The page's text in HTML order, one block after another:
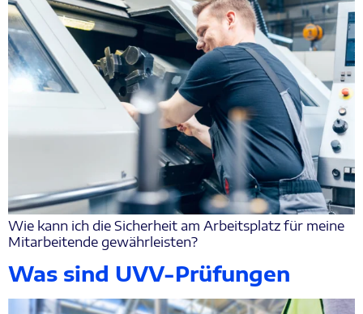
Wie kann ich die Sicherheit am Arbeitsplatz für meine
Mitarbeitende gewährleisten?
Was sind UVV-Prüfungen